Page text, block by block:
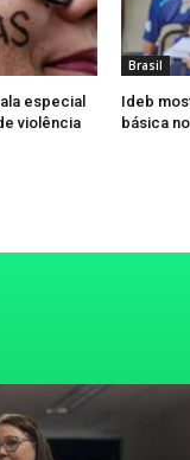
especial
violência
Brasil
Ideb
básica